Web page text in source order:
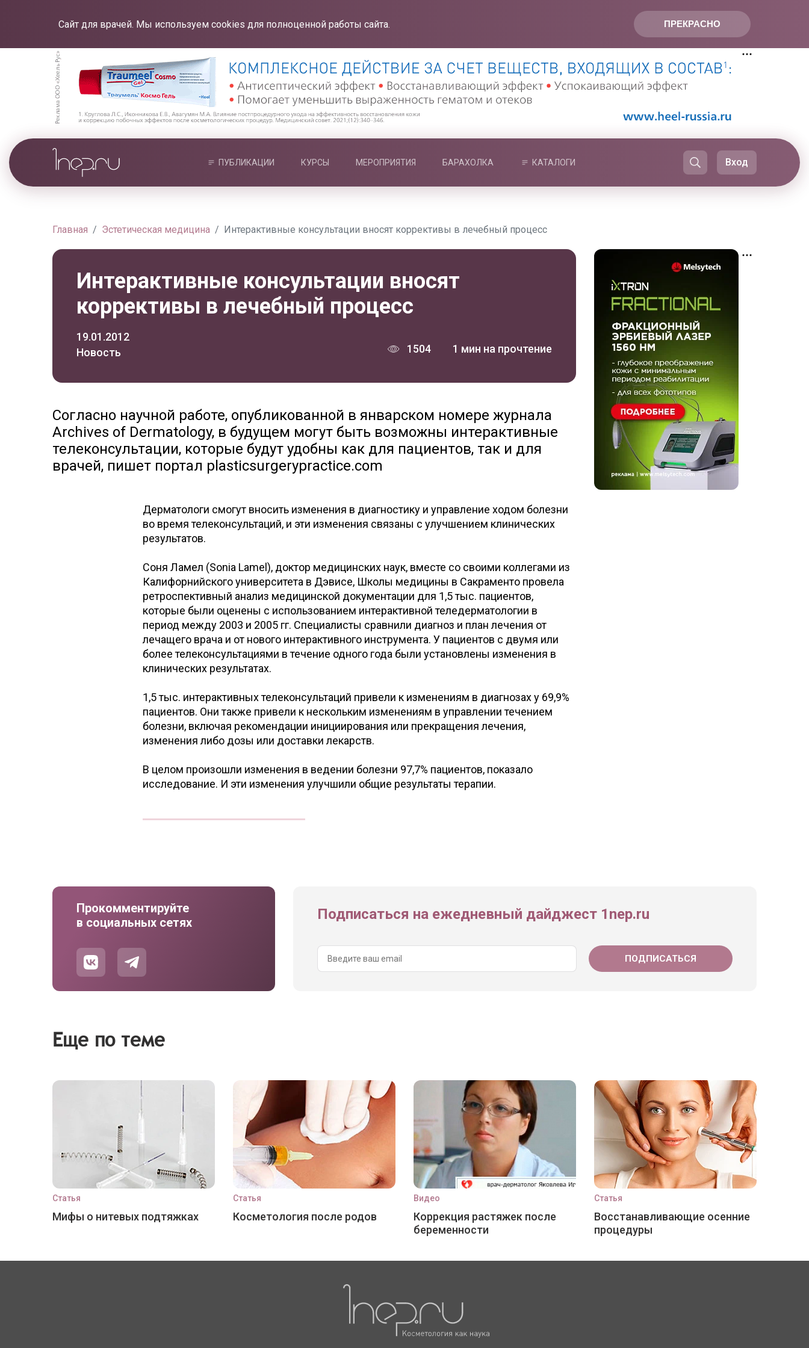
ПРЕКРАСНО
Сайт для врачей. Мы используем cookies для полноценной работы сайта.
ПУБЛИКАЦИИ КУРСЫ МЕРОПРИЯТИЯ БАРАХОЛКА КАТАЛОГИ Вход
Главная Эстетическая медицина Интерактивные консультации вносят коррективы в лечебный процесс
Интерактивные консультации вносят
коррективы в лечебный процесс
19.01.2012
Новость
1504 1 мин на прочтение
Согласно научной работе, опубликованной в январском номере журнала
Archives of Dermatology, в будущем могут быть возможны интерактивные
телеконсультации, которые будут удобны как для пациентов, так и для
врачей, пишет портал plasticsurgerypractice.com
Дерматологи смогут вносить изменения в диагностику и управление ходом болезни
во время телеконсультаций, и эти изменения связаны с улучшением клинических
результатов.
Соня Ламел (Sonia Lamel), доктор медицинских наук, вместе со своими коллегами из
Калифорнийского университета в Дэвисе, Школы медицины в Сакраменто провела
ретроспективный анализ медицинской документации для 1,5 тыс. пациентов,
которые были оценены с использованием интерактивной теледерматологии в
период между 2003 и 2005 гг. Специалисты сравнили диагноз и план лечения от
лечащего врача и от нового интерактивного инструмента. У пациентов с двумя или
более телеконсультациями в течение одного года были установлены изменения в
клинических результатах.
1,5 тыс. интерактивных телеконсультаций привели к изменениям в диагнозах у 69,9%
пациентов. Они также привели к нескольким изменениям в управлении течением
болезни, включая рекомендации инициирования или прекращения лечения,
изменения либо дозы или доставки лекарств.
В целом произошли изменения в ведении болезни 97,7% пациентов, показало
исследование. И эти изменения улучшили общие результаты терапии.
Прокомментируйте
в социальных сетях
Подписаться на ежедневный дайджест 1nep.ru
Еще по теме
Статья
Мифы о нитевых подтяжках
Статья
Косметология после родов
Видео
Коррекция растяжек после
беременности
Статья
Восстанавливающие осенние
процедуры